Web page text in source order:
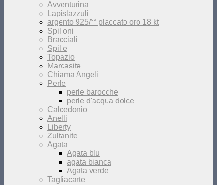
Avventurina
Lapislazzuli
argento 925/°° placcato oro 18 kt
Spilloni
Bracciali
Spille
Topazio
Marcasite
Chiama Angeli
Perle
perle barocche
perle d'acqua dolce
Calcedonio
Anelli
Liberty
Zultanite
Agata
Agata blu
agata bianca
Agata verde
Tagliacarte